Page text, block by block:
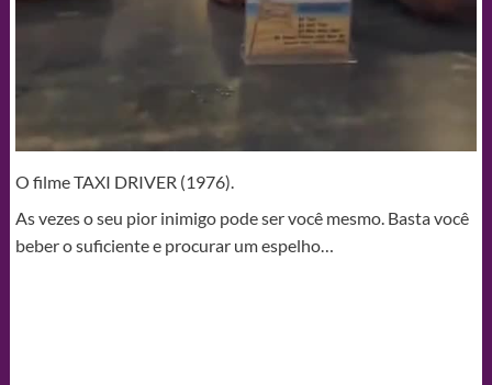
O filme TAXI DRIVER (1976).
As vezes o seu pior inimigo pode ser você mesmo. Basta você
beber o suficiente e procurar um espelho…